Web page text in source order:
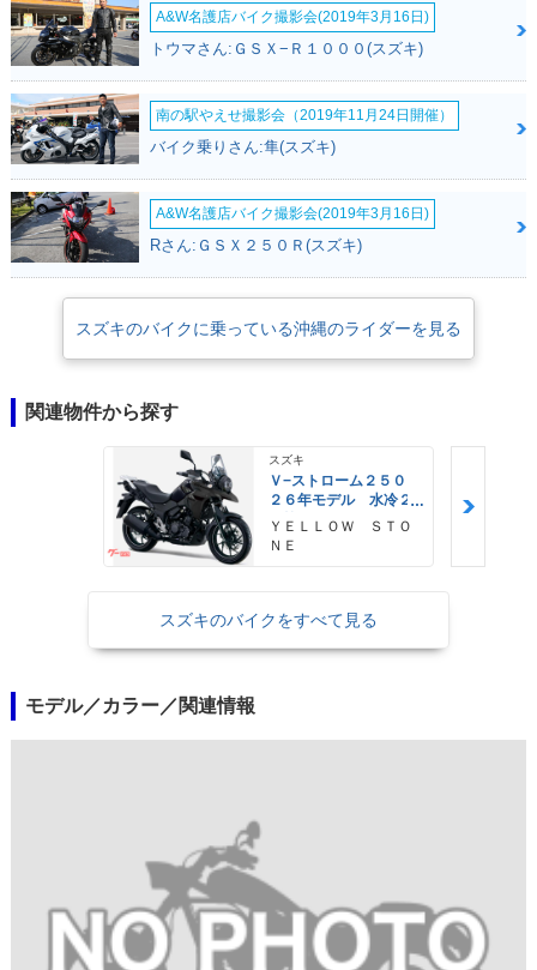
A&W名護店バイク撮影会(2019年3月16日)
トウマさん:ＧＳＸ−Ｒ１０００(スズキ)
南の駅やえせ撮影会（2019年11月24日開催）
バイク乗りさん:隼(スズキ)
A&W名護店バイク撮影会(2019年3月16日)
Rさん:ＧＳＸ２５０Ｒ(スズキ)
スズキのバイクに乗っている沖縄のライダーを見る
関連物件から探す
スズキ
Ｖ−ストローム２５０
２６年モデル 水冷２
気筒エンジン ＬＥＤ
ヘッドライト標準装備
ＹＥＬＬＯＷ ＳＴＯ
ＮＥ
スズキのバイクをすべて見る
モデル／カラー／関連情報